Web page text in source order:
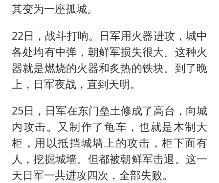
其变为一座孤城。
22日，战斗打响。日军用火器进攻，城中
各处均有中弹，朝鲜军损失很大。这种火
器就是燃烧的火器和炙热的铁块。到了晚
上，日军夜战，直到天明。
25日，日军在东门垒土修成了高台，向城
内攻击。又制作了龟车，也就是木制大
柜，用以抵挡城墙上的攻击，柜下面有
人，挖掘城墙。但都被朝鲜军击退。这一
天日军一共进攻四次，全部失败。